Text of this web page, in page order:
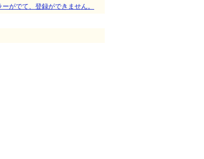
がでて、登録ができません。